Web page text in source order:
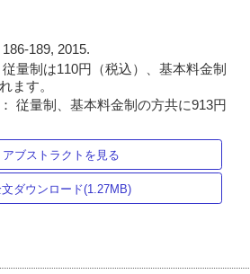
186-189, 2015.
量制は110円（税込）、基本料金制
ます。
従量制、基本料金制の方共に913円
アブストラクトを見る
ダウンロード(1.27MB)